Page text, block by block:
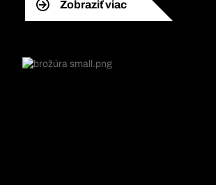
Zobraziť viac